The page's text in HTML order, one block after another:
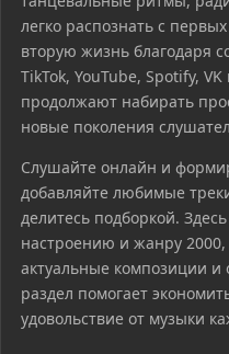
легко распознать с
вторую жизнь благодаря
TikTok, YouTube, Spotify,
продолжают набирать
новые поколения
Слушайте онлайн и
добавляйте любимые
делитесь подборкой.
настроению и жанру 2000,
актуальные композиции и
раздел помогает
удовольствие от музыки